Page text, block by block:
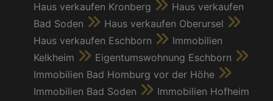
Haus verkaufen Kronberg
Haus verkaufen
Bad Soden
Haus verkaufen Oberursel
Haus verkaufen Eschborn
Immobilien
Kelkheim
Eigentumswohnung Eschborn
Immobilien Bad Homburg vor der Höhe
Immobilien Bad Soden
Immobilien Hofheim